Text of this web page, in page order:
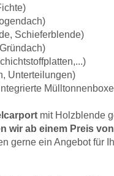
Schieferblende)
Unterteilungen)
mit Holzblende
wir ab einem Preis von
gerne ein Angebot für